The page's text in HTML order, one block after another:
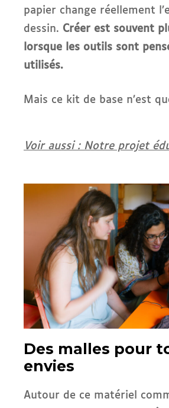
papier change réellement
dessin. Créer est souvent
lorsque les outils sont
utilisés.
Mais ce kit de base n’est
Voir aussi : Notre projet
Des malles pour
envies
Autour de ce matériel